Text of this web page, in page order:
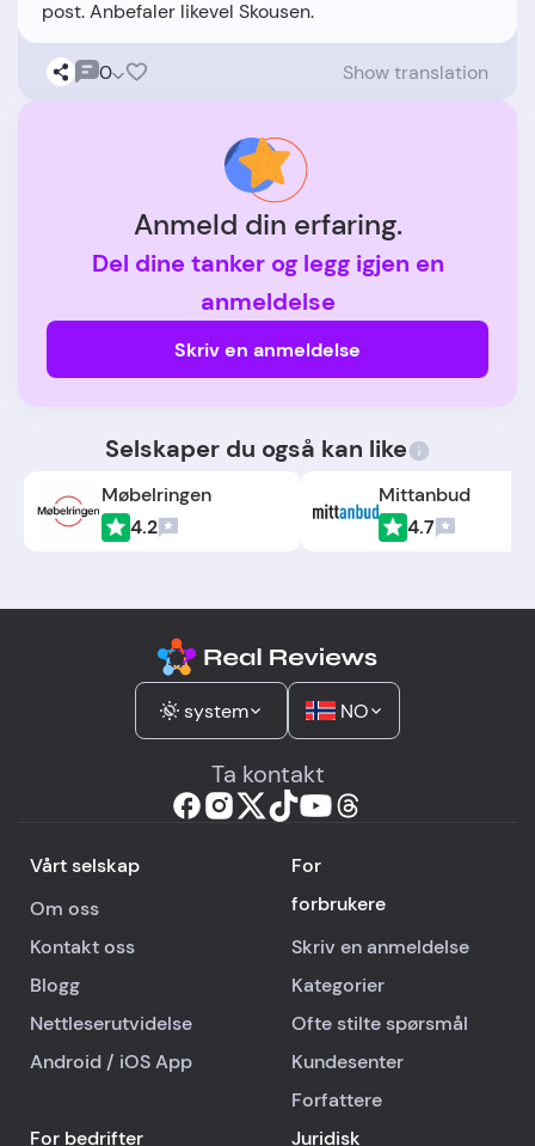
0 Show translation
Anmeld din erfaring.
Del dine tanker og legg igjen en
anmeldelse
Skriv en anmeldelse
Selskaper du også kan like
Møbelringen
4.2
Mittanbud
4.7
system NO
Ta kontakt
Vårt selskap
Om oss
Kontakt oss
Blogg
Nettleserutvidelse
Android / iOSApp
For
forbrukere
Skriv en anmeldelse
Kategorier
Ofte stilte spørsmål
Kundesenter
Forfattere
For bedrifter
Juridisk